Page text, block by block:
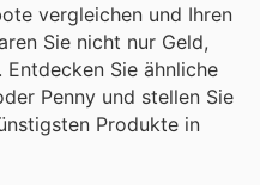
vergleichen und Ihren
Sie nicht nur Geld,
Sie ähnliche
Penny und stellen Sie
Produkte in